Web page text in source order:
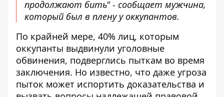
продолжают бить" - сообщает мужчина,
который был в плену у оккупантов.
По крайней мере, 40% лиц, которым
оккупанты выдвинули уголовные
обвинения, подверглись пыткам во время
заключения. Но известно, что даже угроза
пыток может испортить доказательства и